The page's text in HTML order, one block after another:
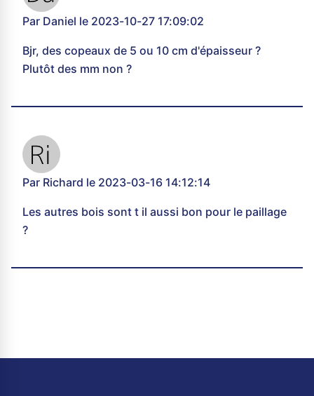
Par Daniel le 2023-10-27 17:09:02
Bjr, des copeaux de 5 ou 10 cm d'épaisseur ?
Plutôt des mm non ?
Par Richard le 2023-03-16 14:12:14
Les autres bois sont t il aussi bon pour le paillage
?